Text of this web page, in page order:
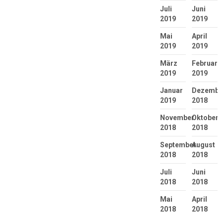
Juli
2019
Juni
2019
Mai
2019
April
2019
März
2019
Februar
2019
Januar
2019
2018
November
2018
Oktober
2018
September
2018
August
2018
Juli
2018
Juni
2018
Mai
2018
April
2018